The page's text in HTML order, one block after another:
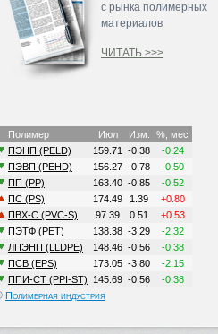
с рынка полимерных
материалов
ЧИТАТЬ >>>
Полимерная индустрия